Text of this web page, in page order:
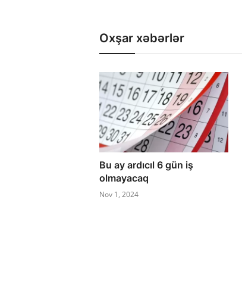
Oxşar xəbərlər
Bu ay ardıcıl 6 gün iş
olmayacaq
Nov 1, 2024